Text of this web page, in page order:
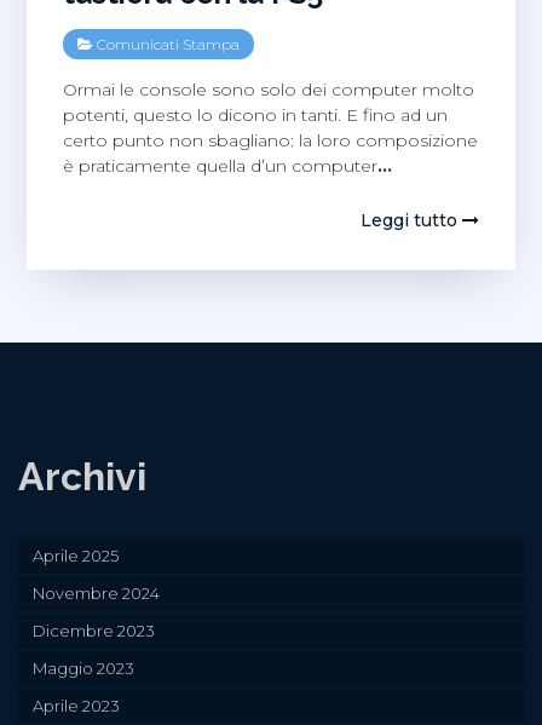
Comunicati Stampa
Ormai le console sono solo dei computer molto
potenti, questo lo dicono in tanti. E fino ad un
certo punto non sbagliano: la loro composizione
è praticamente quella d’un computer…
Leggi tutto
Archivi
Aprile 2025
Novembre 2024
Dicembre 2023
Maggio 2023
Aprile 2023